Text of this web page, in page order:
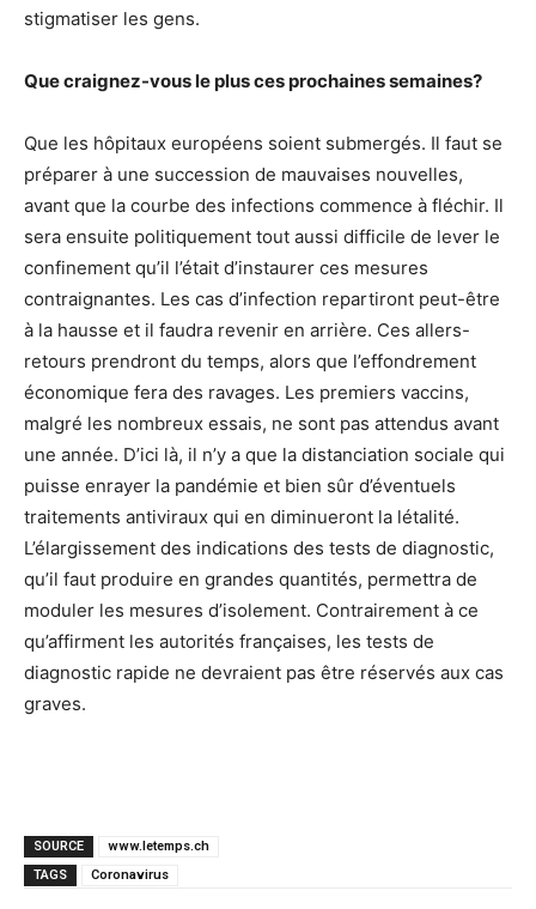
stigmatiser les gens.
Que craignez-vous le plus ces prochaines semaines?
Que les hôpitaux européens soient submergés. Il faut se
préparer à une succession de mauvaises nouvelles,
avant que la courbe des infections commence à fléchir. Il
sera ensuite politiquement tout aussi difficile de lever le
confinement qu’il l’était d’instaurer ces mesures
contraignantes. Les cas d’infection repartiront peut-être
à la hausse et il faudra revenir en arrière. Ces allers-
retours prendront du temps, alors que l’effondrement
économique fera des ravages. Les premiers vaccins,
malgré les nombreux essais, ne sont pas attendus avant
une année. D’ici là, il n’y a que la distanciation sociale qui
puisse enrayer la pandémie et bien sûr d’éventuels
traitements antiviraux qui en diminueront la létalité.
L’élargissement des indications des tests de diagnostic,
qu’il faut produire en grandes quantités, permettra de
moduler les mesures d’isolement. Contrairement à ce
qu’affirment les autorités françaises, les tests de
diagnostic rapide ne devraient pas être réservés aux cas
graves.
SOURCE
www.letemps.ch
TAGS
Coronavirus